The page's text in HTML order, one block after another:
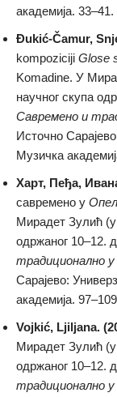
академија. 33–41.
Đukić-Čamur,
kompoziciji Glose
Komadine. У
научног скупа
Савремено и
Источно
Музичка
Харт, Пеђа,
савремено у
Мирадет Зулић
одржаног 10–12.
традиционално
Сарајево:
академија.
Vojkić, Ljiljana.
Мирадет Зулић
одржаног 10–12.
традиционално